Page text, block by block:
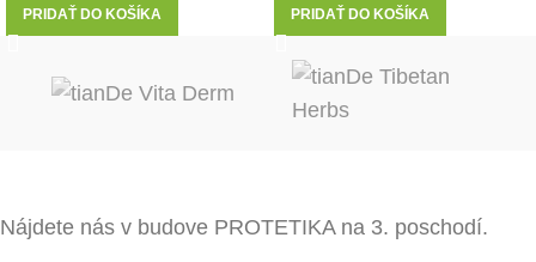
PRIDAŤ DO KOŠÍKA PRIDAŤ DO KOŠÍKA
Nájdete nás v budove PROTETIKA na 3. poschodí.